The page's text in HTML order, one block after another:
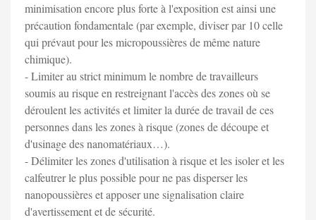
minimisation encore plus forte à l'exposition est ainsi une
précaution fondamentale (par exemple, diviser par 10 celle
qui prévaut pour les micropoussières de même nature
chimique).
- Limiter au strict minimum le nombre de travailleurs
soumis au risque en restreignant l'accès des zones où se
déroulent les activités et limiter la durée de travail de ces
personnes dans les zones à risque (zones de découpe et
d'usinage des nanomatériaux…).
- Délimiter les zones d'utilisation à risque et les isoler et les
calfeutrer le plus possible pour ne pas disperser les
nanopoussières et apposer une signalisation claire
d'avertissement et de sécurité.